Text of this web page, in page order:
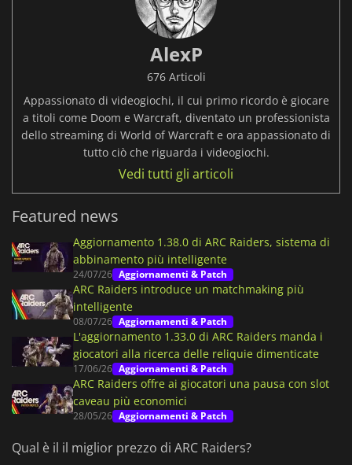
AlexP
676 Articoli
Appassionato di videogiochi, il cui primo ricordo è giocare
a titoli come Doom e Warcraft, diventato un professionista
dello streaming di World of Warcraft e ora appassionato di
tutto ciò che riguarda i videogiochi.
Vedi tutti gli articoli
Featured news
Aggiornamento 1.38.0 di ARC Raiders, sistema di
abbinamento più intelligente
24/07/26 Aggiornamenti & Patch
ARC Raiders introduce un matchmaking più
intelligente
08/07/26 Aggiornamenti & Patch
L'aggiornamento 1.33.0 di ARC Raiders manda i
giocatori alla ricerca delle reliquie dimenticate
17/06/26 Aggiornamenti & Patch
ARC Raiders offre ai giocatori una pausa con slot
caveau più economici
28/05/26 Aggiornamenti & Patch
Qual è il il miglior prezzo di ARC Raiders?